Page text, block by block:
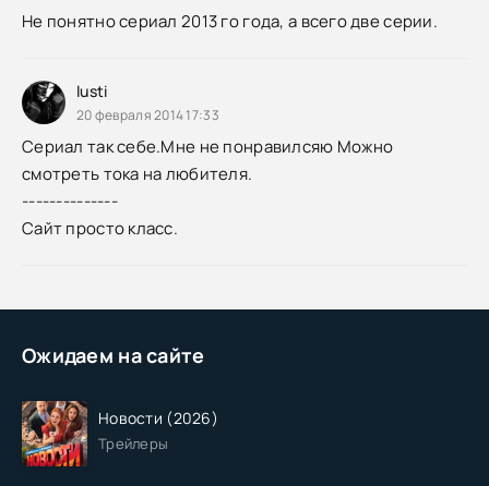
Ожидаем на сайте
Новости (2026)
Трейлеры
Не понятно сериал 2013 го года, а всего две серии.
lusti
20 февраля 2014 17:33
Сериал так себе.Мне не понравилсяю Можно
смотреть тока на любителя.
--------------
Сайт просто класс.